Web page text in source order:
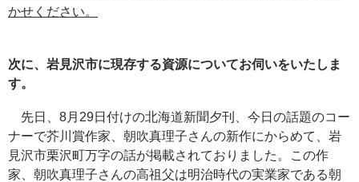
かせください。
次に、岩見沢市に現存する資源についてお伺いをいたしま
す。
先日、8月29日付けの北海道新聞夕刊、今日の話題のコー
ナーで芥川賞作家、朝吹真理子さんの新作にからめて、岩
見沢市栗沢町万字の話が掲載されておりました。この作
家、朝吹真理子さんの高祖父は明治時代の実業家である朝